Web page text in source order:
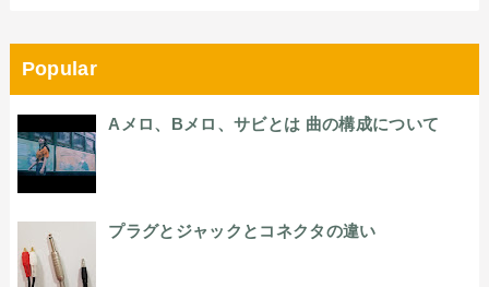
Popular
Aメロ、Bメロ、サビとは 曲の構成について
プラグとジャックとコネクタの違い